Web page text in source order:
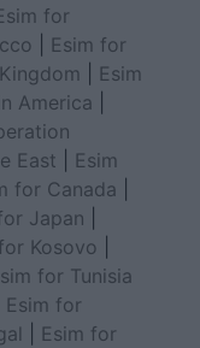
for
Esim for
Esim
America
East
Esim
for Canada
Japan
Kosovo
for Tunisia
Esim for
Esim for